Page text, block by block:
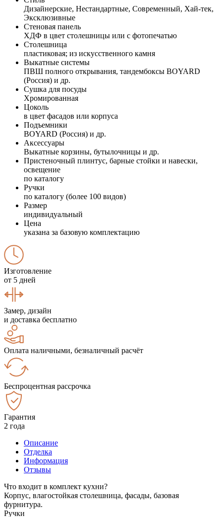
Дизайнерские, Нестандартные, Современный, Хай-тек,
Эксклюзивные
Стеновая панель
ХДФ в цвет столешницы или с фотопечатью
Столешница
пластиковая; из искусственного камня
Выкатные системы
ПВШ полного открывания, тандембоксы BOYARD
(Россия) и др.
Сушка для посуды
Хромированная
Цоколь
в цвет фасадов или корпуса
Подъемники
BOYARD (Россия) и др.
Аксессуары
Выкатные корзины, бутылочницы и др.
Пристеночный плинтус, барные стойки и навески,
освещение
по каталогу
Ручки
по каталогу (более 100 видов)
Размер
индивидуальный
Цена
указана за базовую комплектацию
Изготовление
от 5 дней
Замер, дизайн
и доставка бесплатно
Оплата наличными, безналичный расчёт
Беспроцентная рассрочка
Гарантия
2 года
Описание
Отделка
Информация
Отзывы
Что входит в комплект кухни?
Корпус, влагостойкая столешница, фасады, базовая
фурнитура.
Ручки